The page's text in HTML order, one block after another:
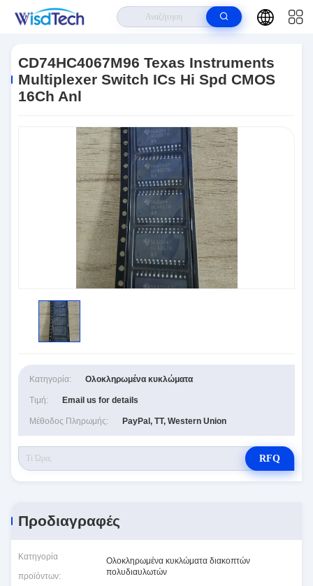
Texas Instruments Multiplexer Switch ICs Hi Spd CMOS 16Ch Anl
CD74HC4067M96 Texas Instruments
Multiplexer Switch ICs Hi Spd CMOS
16Ch Anl
Κατηγορία: Ολοκληρωμένα κυκλώματα
Τιμή: Email us for details
Μέθοδος Πληρωμής: PayPal, TT, Western Union
RFQ
Προδιαγραφές
Κατηγορία
προϊόντων:
Ολοκληρωμένα κυκλώματα διακοπτών
πολυδιαυλωτών